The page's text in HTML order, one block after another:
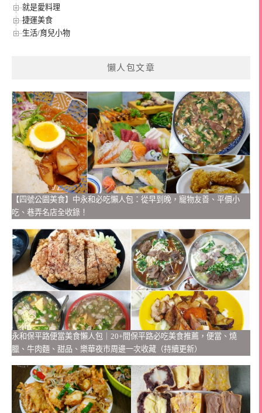
就是愛料理
捷運美食
生活/育兒小物
懶人包文章
【四號公園美食】中永和必吃懶人包：從早到晚，寵物友善、平價小
吃、巷弄名店全收錄！
永和保平路便當美食懶人包｜20+間保平路必吃美食推薦，便當、燒
臘、牛肉麵、甜品、樂華夜市周邊一次收藏（持續更新）